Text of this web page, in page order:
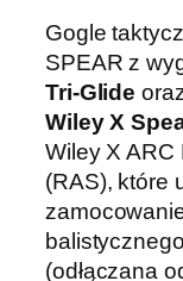
w
e
o
p
r
a
w
k
Gogle
SPEAR z
Tri-Glide
Wiley X
Wiley X ARC
(RAS), które
(odłączana